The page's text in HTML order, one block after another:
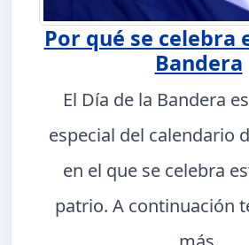
Por qué se celebra
Bandera
El Día de la Bandera
especial del calendario
en el que se celebra
patrio. A continuación